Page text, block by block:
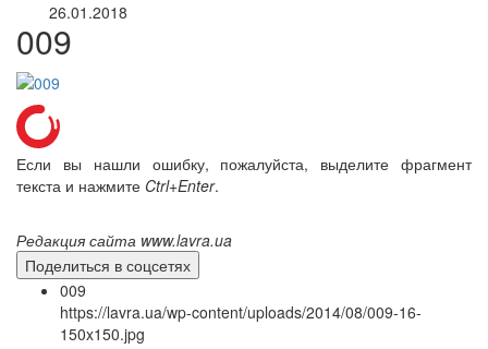
26.01.2018
009
Если вы нашли ошибку, пожалуйста, выделите фрагмент
текста и нажмите Ctrl+Enter.
Редакция сайта www.lavra.ua
Поделиться в соцсетях
009
https://lavra.ua/wp-content/uploads/2014/08/009-16-
150x150.jpg